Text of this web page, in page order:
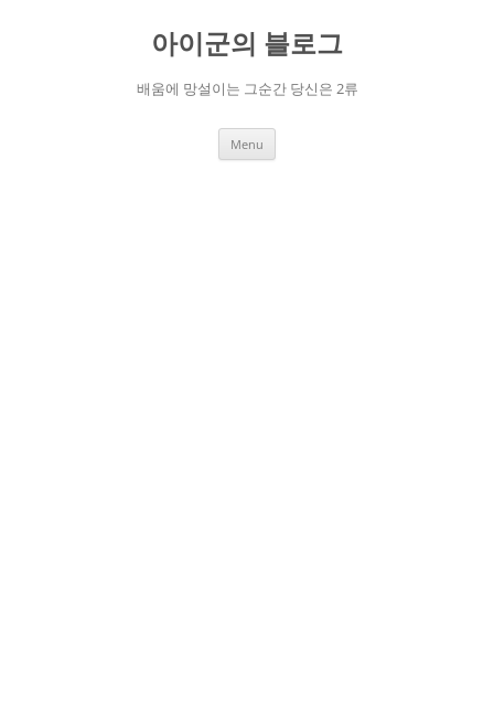
아이군의 블로그
배움에 망설이는 그순간 당신은 2류
Menu